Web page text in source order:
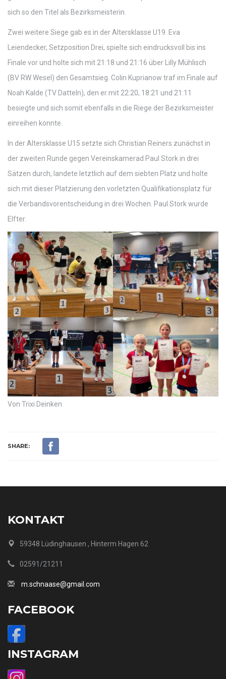
sich so den Titel als Bezirksmeisterin.
Zwei weitere Siege gab es in der Altersklasse U19. Eva
Leiendecker, Setzposition Drei, spielte sich eindrucksvoll bis ins
Finale vor und holte sich mit 21:18 und 21:16 über Lilly Mühlisch
(BV RW Wesel) den Gesamtsieg. Colin Kuprianow traf im Finale auf
Noah Kalde (TV Datteln), den er mit 22:20, 18:21 und 21:11
besiegte und sich somit ebenfalls in die Riege der Bezirksmeister
einreihen konnte.
In der Altersklasse U15 setzte sich Christian Reiners zunächst in
der zweiten Runde gegen Vereinskamerad Paul Stork in drei
Sätzen durch, landete letztlich auf dem siebten Platz und holte
sich mit dieser Platzierung den vorletzten Qualifikationsplatz für
die Verbandsvorentscheidung in drei Wochen. Paul Stork wurde
Elfter.
Von Trixi Deinken
SHARE:
KONTAKT
59348 Lüdinghausen , Hinterm Hagen 62
02591/21211
m.schnaase@gmail.com
FACEBOOK
INSTAGRAM